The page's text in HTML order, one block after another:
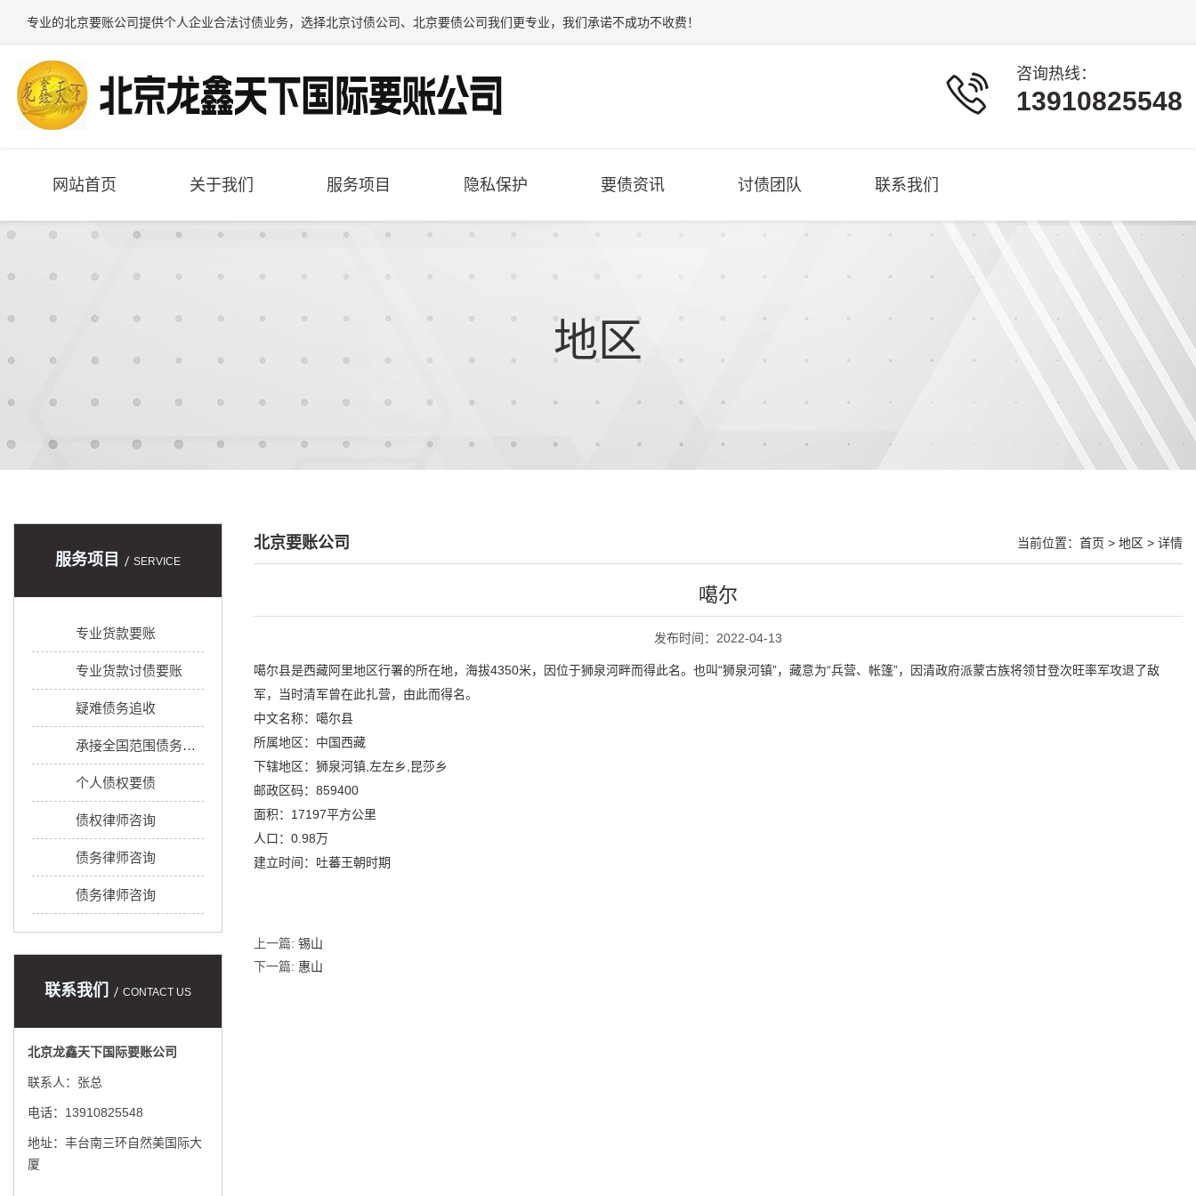
专业的北京要账公司提供个人企业合法讨债业务，选择北京讨债公司、 北京要债公司我们更专业，我们承诺不成功不收费！
咨询热线：
13910825548
网站首页 关于我们 服务项目 隐私保护 要债资讯 讨债团队 联系我们
地区
服务项目 SERVICE
专业货款要账
专业货款讨债要账
疑难债务追收
承接全国范围债务追收
个人债权要债
债权律师咨询
债务律师咨询
债务律师咨询
联系我们 CONTACT US
北京龙鑫天下国际要账公司
联系人：张总
电话：13910825548
地址：丰台南三环自然美国际大
厦
北京要账公司 当前位置： 首页 > 地区 > 详情
噶尔
发布时间：2022-04-13
噶尔县是西藏阿里地区行署的所在地，海拔4350米，因位于狮泉河畔而得此名。也叫“狮泉河镇”，藏意为“兵营、帐篷”，因清政府派蒙古族将领甘登次旺率军攻退了敌
军，当时清军曾在此扎营，由此而得名。
中文名称：噶尔县
所属地区：中国西藏
下辖地区：狮泉河镇,左左乡,昆莎乡
邮政区码：859400
面积：17197平方公里
人口：0.98万
建立时间：吐蕃王朝时期
上一篇: 锡山
下一篇: 惠山